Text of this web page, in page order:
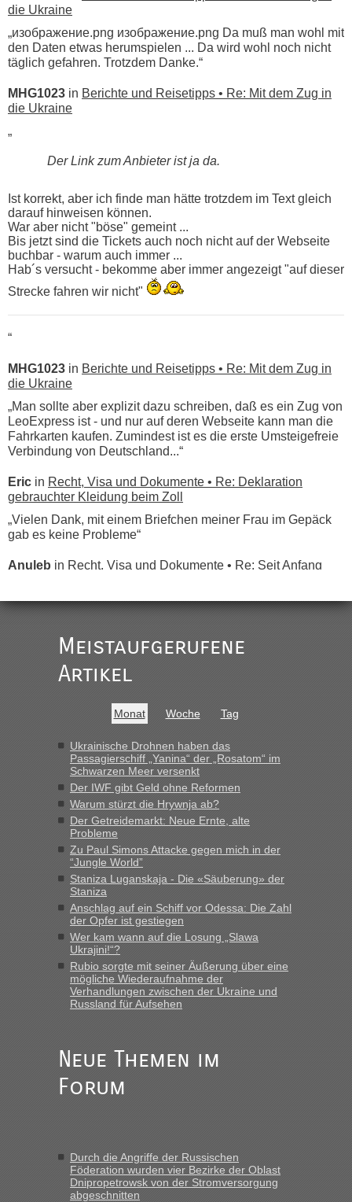
die Ukraine
„изображение.png изображение.png Da muß man wohl mit
den Daten etwas herumspielen ... Da wird wohl noch nicht
täglich gefahren. Trotzdem Danke.“
MHG1023 in Berichte und Reisetipps • Re: Mit dem Zug in
die Ukraine
„
Der Link zum Anbieter ist ja da.
Ist korrekt, aber ich finde man hätte trotzdem im Text gleich
darauf hinweisen können.
War aber nicht "böse" gemeint ...
Bis jetzt sind die Tickets auch noch nicht auf der Webseite
buchbar - warum auch immer ...
Hab´s versucht - bekomme aber immer angezeigt "auf dieser
Strecke fahren wir nicht"
“
MHG1023 in Berichte und Reisetipps • Re: Mit dem Zug in
die Ukraine
„Man sollte aber explizit dazu schreiben, daß es ein Zug von
LeoExpress ist - und nur auf deren Webseite kann man die
Fahrkarten kaufen. Zumindest ist es die erste Umsteigefreie
Verbindung von Deutschland...“
Eric in Recht, Visa und Dokumente • Re: Deklaration
gebrauchter Kleidung beim Zoll
„Vielen Dank, mit einem Briefchen meiner Frau im Gepäck
gab es keine Probleme“
Anuleb in Recht, Visa und Dokumente • Re: Seit Anfang
Verdacht.“
inRecht, Visa und Dokumente • Re: Seit Anfang des
Milliarden aufgedeckt
und du nicht damit handeln willst. So lange das nicht
Originalverpackt ist und ersichlich das nicht neu sollte es
keine Probleme geben“
Recht, Visa und Dokumente • Deklaration
gebrauchter Kleidung beim Zoll
„Hallo Leute, ich weiß nicht, ob ich hier richtig bin mit meiner
Anfrage. Ich möchte 4 Umzugskartons mit gebrauchter
Straßen Kleidung bei der Einreise in die Ukraine
mitnehmen. Es ist gebrauchte Kleidung...“
Berichte und Reisetipps • Re: An welchem
Grenzübergang zwischen Polen und der Ukraine geht es am
schnellsten?
„Wir sind mit unserem Wohnmobil, wie geplant am Montag
15.6. in Krakovets rüber. Sehr zeitig los gegen 5 Uhr in der
Früh. Mit sehr sehr wenig Verkehr, super bis zur Grenze. Nur
Berichte und Reisetipps • Re: An welchem
Grenzübergang zwischen Polen und der Ukraine geht es am
schnellsten?
Bernd D-UAinBerichte und Reisetipps • Re: An welchem
Grenzübergang zwischen Polen und der Ukraine geht es am
schnellsten?
Meistaufgerufene
Artikel
Monat Woche Tag
Ukrainische Drohnen haben das
Passagierschiff „Yanina“ der „Rosatom“ im
Schwarzen Meer versenkt
Der IWF gibt Geld ohne Reformen
Warum stürzt die Hrywnja ab?
Der Getreidemarkt: Neue Ernte, alte
Probleme
Zu Paul Simons Attacke gegen mich in der
“Jungle World”
Staniza Luganskaja - Die «Säuberung» der
Staniza
Anschlag auf ein Schiff vor Odessa: Die Zahl
der Opfer ist gestiegen
Wer kam wann auf die Losung „Slawa
Ukrajini!“?
Rubio sorgte mit seiner Äußerung über eine
mögliche Wiederaufnahme der
Verhandlungen zwischen der Ukraine und
Russland für Aufsehen
Neue Themen im
Forum
Durch die Angriffe der Russischen
Föderation wurden vier Bezirke der Oblast
Dnipropetrowsk von der Stromversorgung
abgeschnitten